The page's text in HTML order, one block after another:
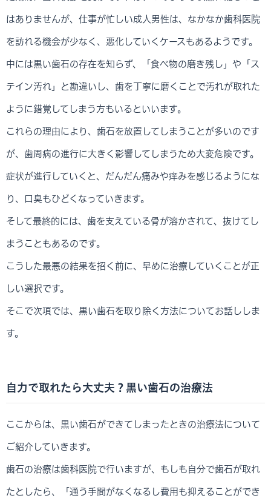
はありませんが、仕事が忙しい成人男性は、なかなか歯科医院
を訪れる機会が少なく、悪化していくケースもあるようです。
中には黒い歯石の存在を知らず、「食べ物の磨き残し」や「ス
テイン汚れ」と勘違いし、歯を丁寧に磨くことで汚れが取れた
ように錯覚してしまう方もいるといいます。
これらの理由により、歯石を放置してしまうことが多いのです
が、歯周病の進行に大きく影響してしまうため大変危険です。
症状が進行していくと、だんだん痛みや痒みを感じるようにな
り、口臭もひどくなっていきます。
そして最終的には、歯を支えている骨が溶かされて、抜けてし
まうこともあるのです。
こうした最悪の結果を招く前に、早めに治療していくことが正
しい選択です。
そこで次項では、黒い歯石を取り除く方法についてお話ししま
す。
自力で取れたら大丈夫？黒い歯石の治療法
ここからは、黒い歯石ができてしまったときの治療法について
ご紹介していきます。
歯石の治療は歯科医院で行いますが、もしも自分で歯石が取れ
たとしたら、「通う手間がなくなるし費用も抑えることができ